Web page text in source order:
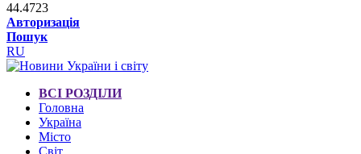
44.4723
Авторизація
Пошук
RU
ВСІ РОЗДІЛИ
Головна
Україна
Місто
Світ